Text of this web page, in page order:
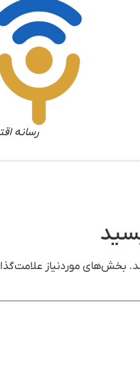
رسانه
بخش‌های موردنیاز